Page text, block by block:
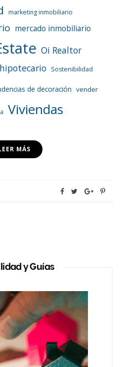
marketing inmobiliario
mercado inmobiliario
Oi Realtor
Sostenibilidad
de decoración vender
Viviendas
MÁS
y Guías